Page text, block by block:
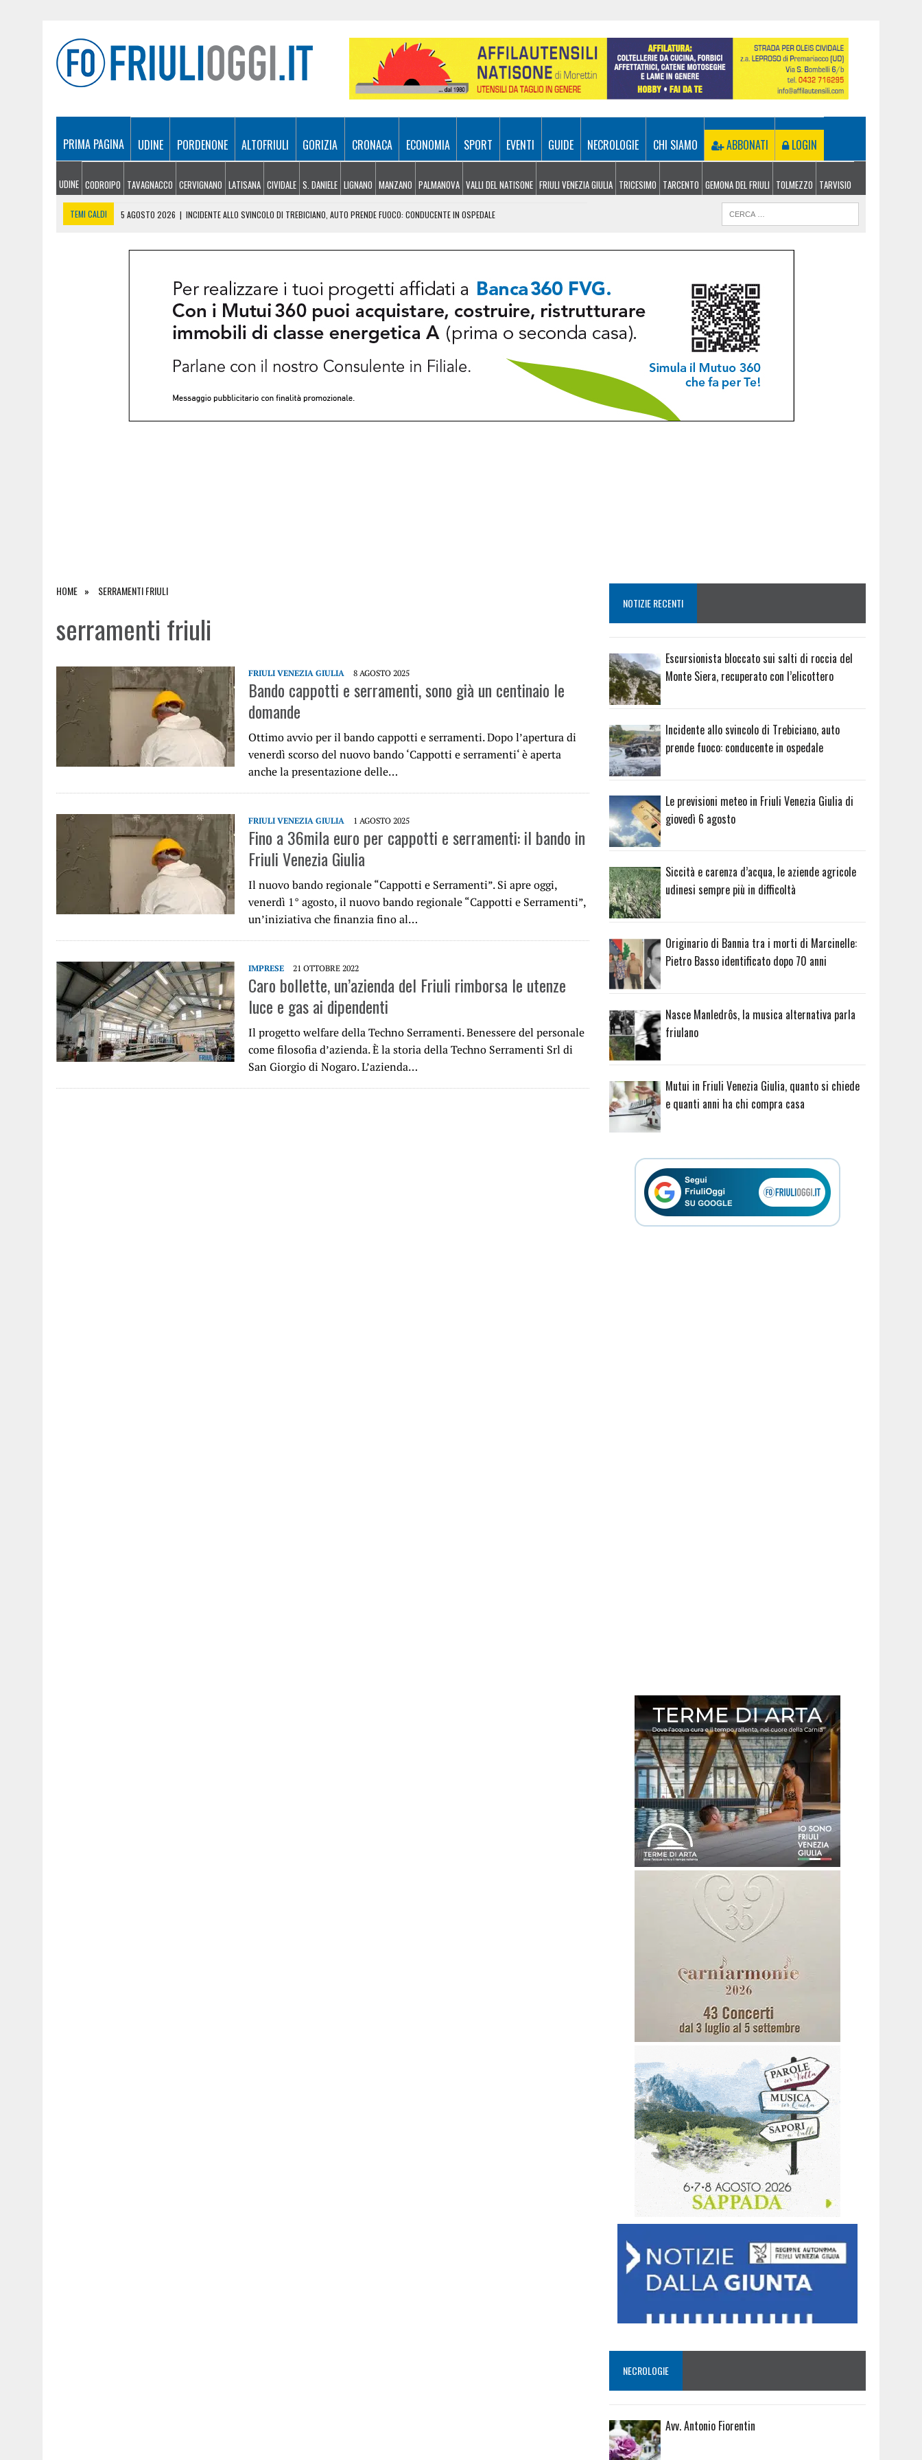
PRIMA PAGINA UDINE PORDENONE ALTOFRIULI GORIZIA CRONACA ECONOMIA SPORT EVENTI GUIDE NECROLOGIE CHI SIAMO ABBONATI LOGIN
UDINE CODROIPO TAVAGNACCO CERVIGNANO LATISANA CIVIDALE S. DANIELE LIGNANO MANZANO PALMANOVA VALLI DEL NATISONE FRIULI VENEZIA GIULIA TRICESIMO TARCENTO GEMONA DEL FRIULI TOLMEZZO TARVISIO
TEMI CALDI 5 AGOSTO 2026 | INCIDENTE ALLO SVINCOLO DI TREBICIANO, AUTO PRENDE FUOCO: CONDUCENTE IN OSPEDALE
ORIGINARIO DI BANNIA TRA I MORTI DI MARCINELLE: PIETRO BASSO IDENTIFICATO DOPO 70 ANNI
ESCURSIONISTA BLOCCATO SUI SALTI DI ROCCIA DEL MONTE SIERA, RECUPERATO CON L’ELICOTTERO
HOME SERRAMENTI FRIULI
serramenti friuli
FRIULI VENEZIA GIULIA 8 AGOSTO 2025
Bando cappotti e serramenti, sono già un centinaio le
domande
Ottimo avvio per il bando cappotti e serramenti. Dopo l’apertura di
venerdì scorso del nuovo bando ‘Cappotti e serramenti‘ è aperta
anche la presentazione delle…
FRIULI VENEZIA GIULIA 1 AGOSTO 2025
Fino a 36mila euro per cappotti e serramenti: il bando in
Friuli Venezia Giulia
Il nuovo bando regionale “Cappotti e Serramenti”. Si apre oggi,
venerdì 1° agosto, il nuovo bando regionale “Cappotti e Serramenti”,
un’iniziativa che finanzia fino al…
IMPRESE 21 OTTOBRE 2022
Caro bollette, un’azienda del Friuli rimborsa le utenze
luce e gas ai dipendenti
Il progetto welfare della Techno Serramenti. Benessere del personale
come filosofia d’azienda. È la storia della Techno Serramenti Srl di
San Giorgio di Nogaro. L’azienda…
NOTIZIE RECENTI
Escursionista bloccato sui salti di roccia del
Monte Siera, recuperato con l’elicottero
Incidente allo svincolo di Trebiciano, auto
prende fuoco: conducente in ospedale
Le previsioni meteo in Friuli Venezia Giulia di
giovedì 6 agosto
Siccità e carenza d’acqua, le aziende agricole
udinesi sempre più in difficoltà
Originario di Bannia tra i morti di Marcinelle:
Pietro Basso identificato dopo 70 anni
Nasce Manledrôs, la musica alternativa parla
friulano
Mutui in Friuli Venezia Giulia, quanto si chiede
e quanti anni ha chi compra casa
NECROLOGIE
Avv. Antonio Fiorentin